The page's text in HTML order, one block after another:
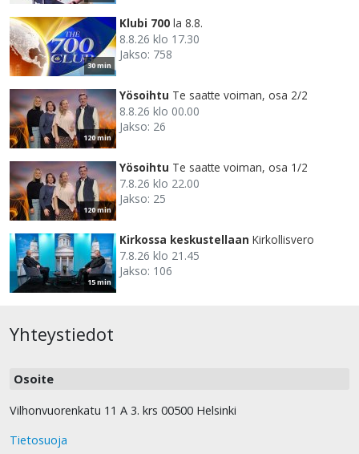
30 min
Klubi 700 la 8.8.
8.8.26 klo 17.30
Jakso: 758
120 min
Yösoihtu Te saatte voiman, osa 2/2
8.8.26 klo 00.00
Jakso: 26
120 min
Yösoihtu Te saatte voiman, osa 1/2
7.8.26 klo 22.00
Jakso: 25
15 min
Kirkossa keskustellaan Kirkollisvero
7.8.26 klo 21.45
Jakso: 106
Yhteystiedot
Osoite
Vilhonvuorenkatu 11 A 3. krs 00500 Helsinki
Tietosuoja